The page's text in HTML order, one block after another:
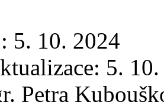
5. 10. 2024
5.
Petra